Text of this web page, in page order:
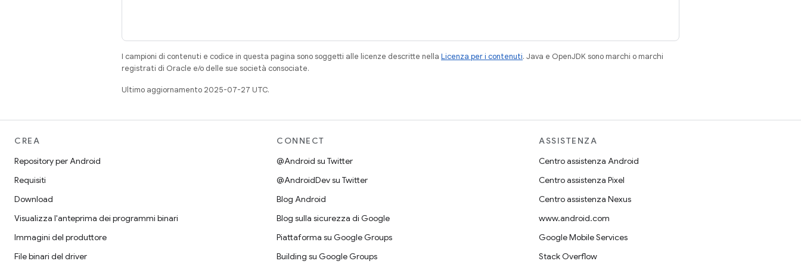
I campioni di contenuti e codice in questa pagina sono soggetti alle licenze descritte nella Licenza per i contenuti. Java e OpenJDK sono marchi o marchi
registrati di Oracle e/o delle sue società consociate.
Ultimo aggiornamento 2025-07-27 UTC.
CREA
Repository per Android
Requisiti
Download
Visualizza l'anteprima dei programmi binari
Immagini del produttore
File binari del driver
CONNECT
@Android su Twitter
@AndroidDev su Twitter
Blog Android
Blog sulla sicurezza di Google
Piattaforma su Google Groups
Building su Google Groups
ASSISTENZA
Centro assistenza Android
Centro assistenza Pixel
Centro assistenza Nexus
www.android.com
Google Mobile Services
Stack Overflow